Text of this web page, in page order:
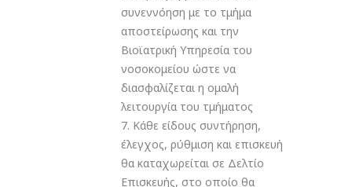
συνεννόηση με το τμήμα
αποστείρωσης και την
Βιοϊατρική Υπηρεσία του
νοσοκομείου ώστε να
διασφαλίζεται η ομαλή
λειτουργία του τμήματος
7. Κάθε είδους συντήρηση,
έλεγχος, ρύθμιση και επισκευή
θα καταχωρείται σε Δελτίο
Επισκευής, στο οποίο θα